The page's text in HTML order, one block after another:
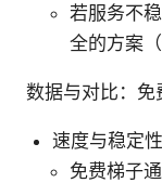
若服务不
全的方案
数据与对比：
速度与稳定性
免费梯子